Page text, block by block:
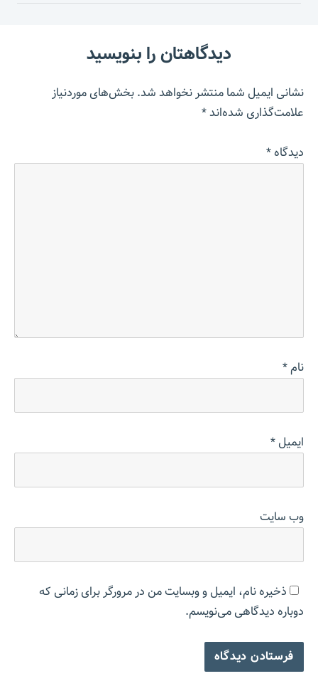
دیدگاهتان را بنویسید
نشانی ایمیل شما منتشر نخواهد شد.بخش‌های موردنیاز
علامت‌گذاری شده‌اند*
دیدگاه*
نام*
ایمیل*
وب‌ سایت
ذخیره نام، ایمیل و وبسایت من در مرورگر برای زمانی که
دوباره دیدگاهی می‌نویسم.